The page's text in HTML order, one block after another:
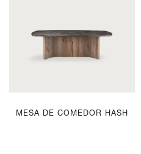
MESA DE COMEDOR HASH